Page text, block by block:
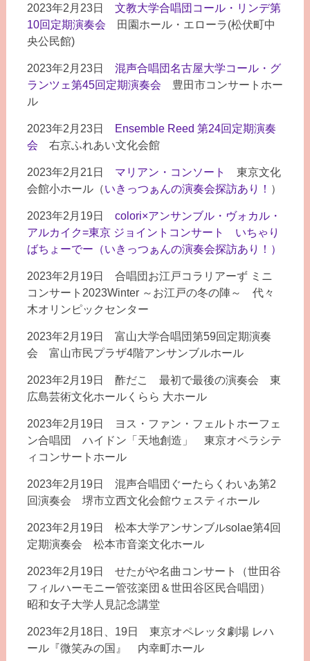
2023年2月23日 文教大学合唱団コール・リンデ第
10回定期演奏会 田園ホール・エローラ(松伏町中
央公民館)
2023年2月23日 混声合唱団名古屋大学コール・グ
ランツェ第45回定期演奏会 豊田市コンサートホー
ル
2023年2月23日
Ensemble Reed 第24回定期演奏
会 右京ふれあい文化会館
2023年2月21日 マリアン・コンソート
東京文化
会館小ホール（いきっつぁんの演奏会探訪あり！ ）
2023年2月19日 colori×アンサンブル・ヴォカル・
アルカイク=東京 ジョイントコンサート いちゃり
ばちょーでー（いきっつぁんの演奏会探訪あり！）
2023年2月19日 合唱団お江戸コラリアーず ミニ
コンサート2023Winter ～お江戸の冬の陣～ 代々
木オリンピックセンター
2023年2月19日 富山大学合唱団第59回定期演奏
会 富山市民プラザ4階アンサンブルホール
2023年2月19日 酢だこ 最初で最後の演奏会 東
広島芸術文化ホールくらら 大ホール
2023年2月19日 ヨス・ファン・フェルトホーフェ
ン合唱団 ハイドン「天地創造」 東京オペラシテ
ィコンサートホール
2023年2月19日 混声合唱団ぐーたらくわいあ第2
回演奏会 堺市立西文化会館ウェスティホール
2023年2月19日 松本大学アンサンブルsolae第4回
定期演奏会 松本市音楽文化ホール
2023年2月19日 せたがや名曲コンサート（世田谷
フィルハーモニー管弦楽団＆世田谷区民合唱団）
昭和女子大学人見記念講堂
2023年2月18日、19日 東京オペレッタ劇場 レハ
ール『微笑みの国』 内幸町ホール